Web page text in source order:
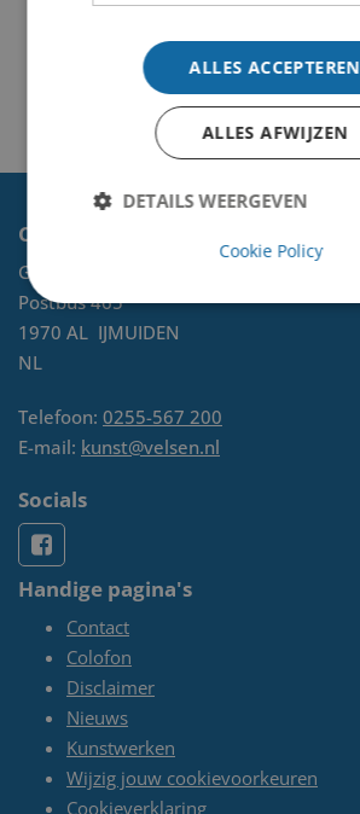
Contact
Gemeente Velsen
Postbus 465
1970 AL IJMUIDEN
NL
Telefoon: 0255-567 200
E-mail: kunst@velsen.nl
Socials
Handige pagina's
Contact
Colofon
Disclaimer
Nieuws
Kunstwerken
Wijzig jouw cookievoorkeuren
Cookieverklaring
ALLES ACCEPTEREN
ALLES AFWIJZEN
DETAILS WEERGEVEN
Cookie Policy